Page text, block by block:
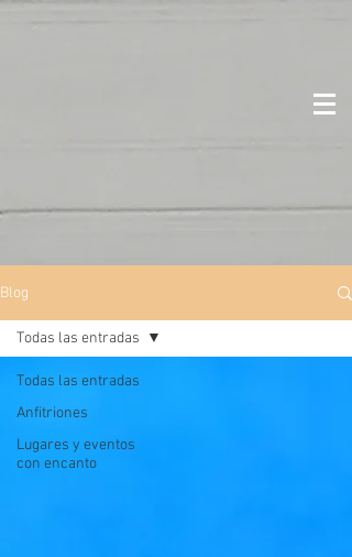
Blog
Todas las entradas
Anfitriones
Lugares y eventos
con encanto
Todas las entradas